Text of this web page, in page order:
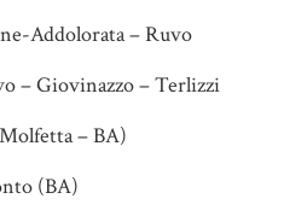
Addolorata – Ruvo
– Giovinazzo – Terlizzi
– BA)
(BA)